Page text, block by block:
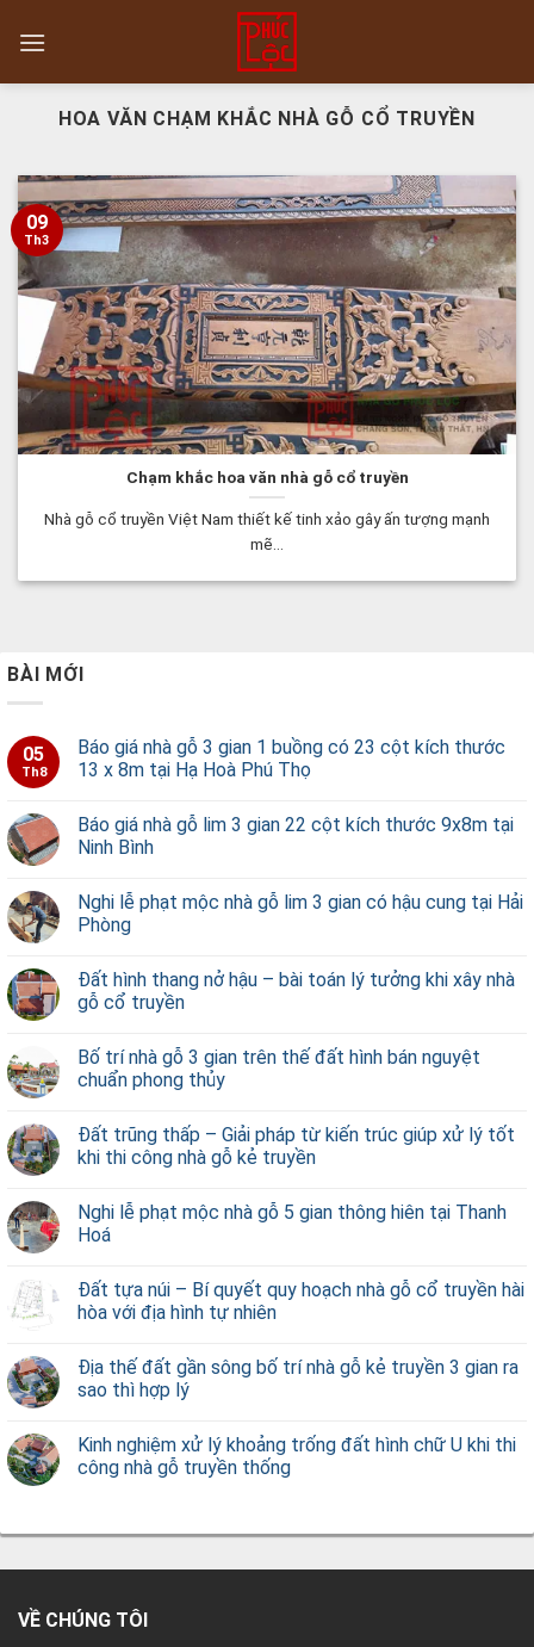
HOA VĂN CHẠM KHẮC NHÀ GỖ CỔ TRUYỀN
Chạm khắc hoa văn nhà gỗ cổ truyền
Nhà gỗ cổ truyền Việt Nam thiết kế tinh xảo gây ấn tượng mạnh
mẽ...
09
Th3
BÀI MỚI
05
Th8
Báo giá nhà gỗ 3 gian 1 buồng có 23 cột kích thước
13 x 8m tại Hạ Hoà Phú Thọ
Báo giá nhà gỗ lim 3 gian 22 cột kích thước 9x8m tại
Ninh Bình
Nghi lễ phạt mộc nhà gỗ lim 3 gian có hậu cung tại Hải
Phòng
Đất hình thang nở hậu – bài toán lý tưởng khi xây nhà
gỗ cổ truyền
Bố trí nhà gỗ 3 gian trên thế đất hình bán nguyệt
chuẩn phong thủy
Đất trũng thấp – Giải pháp từ kiến trúc giúp xử lý tốt
khi thi công nhà gỗ kẻ truyền
Nghi lễ phạt mộc nhà gỗ 5 gian thông hiên tại Thanh
Hoá
Đất tựa núi – Bí quyết quy hoạch nhà gỗ cổ truyền hài
hòa với địa hình tự nhiên
Địa thế đất gần sông bố trí nhà gỗ kẻ truyền 3 gian ra
sao thì hợp lý
Kinh nghiệm xử lý khoảng trống đất hình chữ U khi thi
công nhà gỗ truyền thống
VỀ CHÚNG TÔI